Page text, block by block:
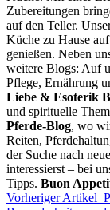
Zubereitungen
auf den Teller.
Küche zu Hause
genießen. Neben
weitere Blogs: Auf
Pflege, Ernährung
Liebe & Esoterik
und spirituelle
Pferde-Blog, wo
Reiten,
der Suche nach
interessierst – bei
Tipps. Buon
Vorheriger Artikel